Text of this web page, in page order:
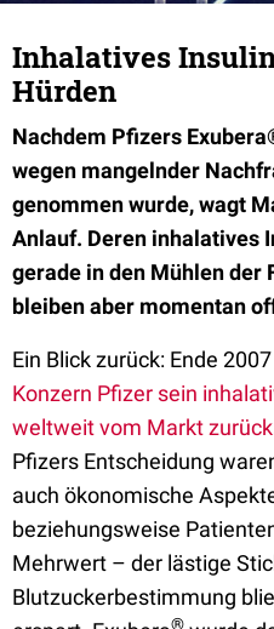
Inhalatives
Hürden
Nachdem Pfizers
wegen mangelnder
genommen wurde, wagt
Anlauf. Deren inhalatives
gerade in den Mühlen der
bleiben aber momentan
Ein Blick zurück: Ende 2007
Konzern Pfizer sein
weltweit vom Markt zurück
Pfizers Entscheidung
auch ökonomische
beziehungsweise
Mehrwert – der lästige
Blutzuckerbestimmung
®